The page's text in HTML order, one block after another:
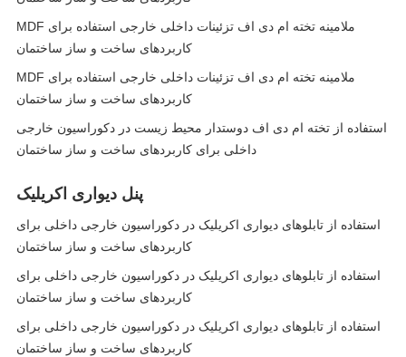
MDF ملامینه تخته ام دی اف تزئینات داخلی خارجی استفاده برای
کاربردهای ساخت و ساز ساختمان
MDF ملامینه تخته ام دی اف تزئینات داخلی خارجی استفاده برای
کاربردهای ساخت و ساز ساختمان
استفاده از تخته ام دی اف دوستدار محیط زیست در دکوراسیون خارجی
داخلی برای کاربردهای ساخت و ساز ساختمان
پنل دیواری اکریلیک
استفاده از تابلوهای دیواری اکریلیک در دکوراسیون خارجی داخلی برای
کاربردهای ساخت و ساز ساختمان
استفاده از تابلوهای دیواری اکریلیک در دکوراسیون خارجی داخلی برای
کاربردهای ساخت و ساز ساختمان
استفاده از تابلوهای دیواری اکریلیک در دکوراسیون خارجی داخلی برای
کاربردهای ساخت و ساز ساختمان